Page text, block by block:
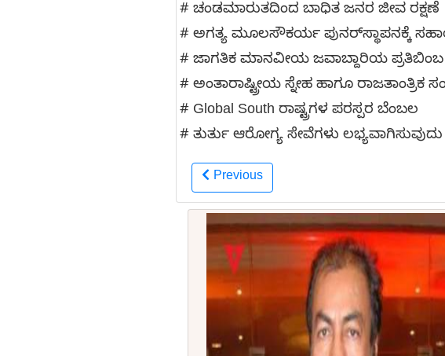
# ಚಂಡಮಾರುತದಿಂದ ಬಾಧಿತ ಜನರ ಜೀವ ರಕ್ಷಣೆ
# ಅಗತ್ಯ ಮೂಲಸೌಕರ್ಯ ಪುನರ್‌ಸ್ಥಾಪನಕ್ಕೆ
# ಜಾಗತಿಕ ಮಾನವೀಯ ಜವಾಬ್ದಾರಿಯ ಪ್ರತಿಬಿಂಬ
# ಅಂತಾರಾಷ್ಟ್ರೀಯ ಸ್ನೇಹ ಹಾಗೂ
# Global South ರಾಷ್ಟ್ರಗಳ ಪರಸ್ಪರ ಬೆಂಬಲ
# ತುರ್ತು ಆರೋಗ್ಯ ಸೇವೆಗಳು ಲಭ್ಯವಾಗಿಸುವುದು
Previous